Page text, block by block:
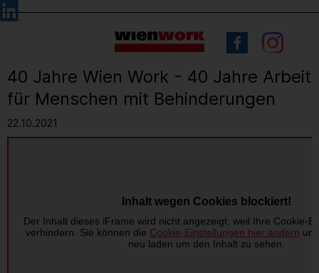
Barrierefreie
Bedienung
Sprachauswahl
40 Jahre Wien Work - 40 Jahre Arbeit
für Menschen mit Behinderungen
22.10.2021